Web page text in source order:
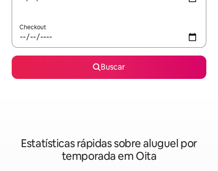
Checkout
Buscar
Estatísticas rápidas sobre aluguel por
temporada em Oita